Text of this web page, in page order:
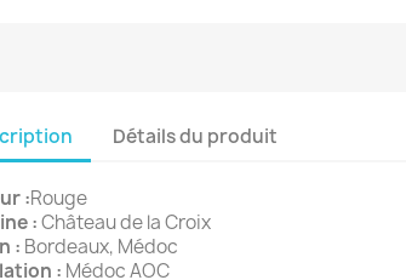
Détails du produit
:Rouge
:Château de la Croix
: Bordeaux, Médoc
: Médoc AOC